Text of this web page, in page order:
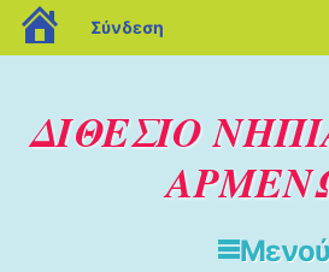
ΔΙΘΕΣΙΟ
blogs.sch.gr
Σύνδεση